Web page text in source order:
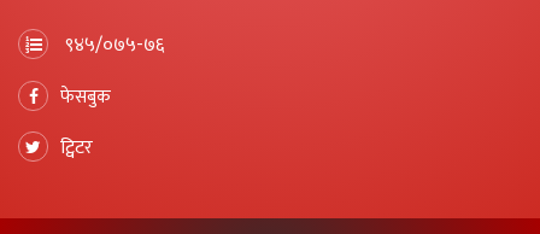
९४५/०७५-७६
फेसबुक
ट्विटर